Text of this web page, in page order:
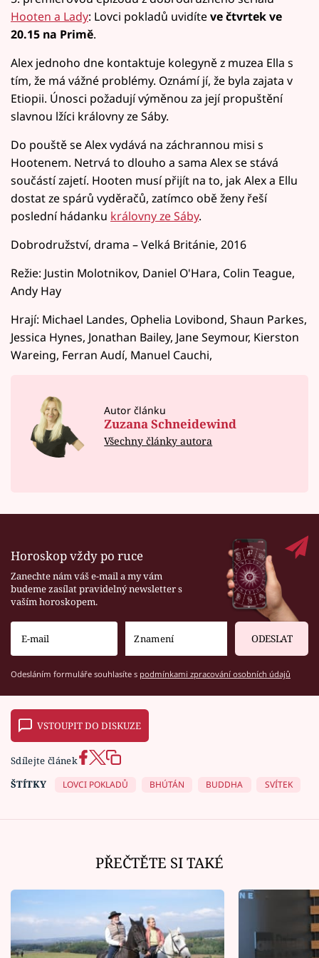
Hooten a Lady: Lovci pokladů uvidíteve čtvrtek ve
20.15 na Primě.
Alex jednoho dne kontaktuje kolegyně z muzea Ella s
tím, že má vážné problémy. Oznámí jí, že byla zajata v
Etiopii. Únosci požadují výměnou za její propuštění
slavnou lžíci královny ze Sáby.
Do pouště se Alex vydává na záchrannou misi s
Hootenem. Netrvá to dlouho a sama Alex se stává
součástí zajetí. Hooten musí přijít na to, jak Alex a Ellu
dostat ze spárů vyděračů, zatímco obě ženy řeší
poslední hádanku královny ze Sáby.
Dobrodružství, drama – Velká Británie, 2016
Režie: Justin Molotnikov, Daniel O'Hara, Colin Teague,
Andy Hay
Hrají: Michael Landes, Ophelia Lovibond, Shaun Parkes,
Jessica Hynes, Jonathan Bailey, Jane Seymour, Kierston
Wareing, Ferran Audí, Manuel Cauchi,
Autor článku
Zuzana Schneidewind
Všechny články autora
Horoskop vždy po ruce
Zanechte nám váš e-mail a my vám
budeme zasílat pravidelný newsletter s
vaším horoskopem.
ODESLAT
Odesláním formuláře souhlasíte s podmínkami zpracování osobních údajů
VSTOUPIT DO DISKUZE
Sdílejte článek
ŠTÍTKY
LOVCI POKLADŮ BHÚTÁN BUDDHA SVÍTEK
PŘEČTĚTE SI TAKÉ